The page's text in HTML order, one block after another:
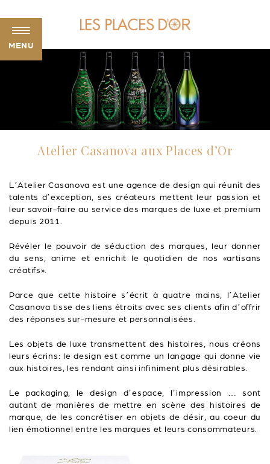
MENU
Atelier Casanova aux Places d’Or
L’Atelier Casanova est une agence de design qui réunit des
talents d’exception, ses créateurs mettent leur passion et
leur savoir-faire au service des marques de luxe et premium
depuis 2011.
Révéler le pouvoir de séduction des marques, leur donner
du sens, anime et enrichit le quotidien de nos «artisans
créatifs».
Parce que cette histoire s’écrit à quatre mains, l’Atelier
Casanova tisse des liens étroits avec ses clients afin d’offrir
des réponses sur-mesure et personnalisées.
Les objets de luxe transmettent des histoires, nous créons
leurs écrins: le design est comme un langage qui donne vie
aux histoires, les rendant ainsi infiniment plus désirables.
Le packaging, le design d’espace, l’impression … sont
autant de manières de mettre en scène des histoires de
marque, de les concrétiser en objets de désir, au coeur du
lien émotionnel entre les marques et leurs consommateurs.